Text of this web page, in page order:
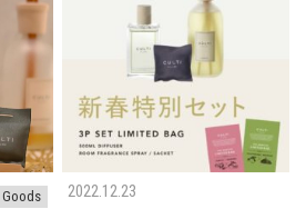
Goods 2022.12.23